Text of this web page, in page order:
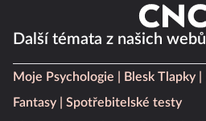
Další témata z našich webů
Moje Psychologie Blesk Tlapky
Fantasy
Spotřebitelské testy